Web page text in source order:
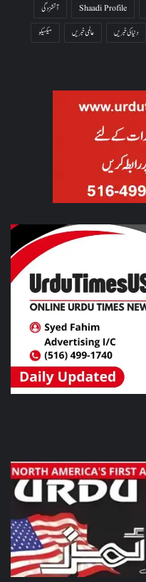
Shaadi Profile
آتشزدگی
دنیا کی خبریں عالمی خبریں
میکسیکو